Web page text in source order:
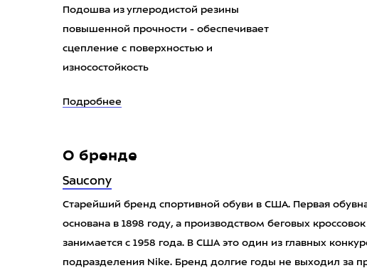
Подошва из углеродистой резины
повышенной прочности - обеспечивает
сцепление с поверхностью и
износостойкость
Подробнее
О бренде
Saucony
Старейший бренд спортивной обуви в США. Первая
основана в 1898 году, а производством беговых
занимается с 1958 года. В США это один из главных
подразделения Nike. Бренд долгие годы не выходил за